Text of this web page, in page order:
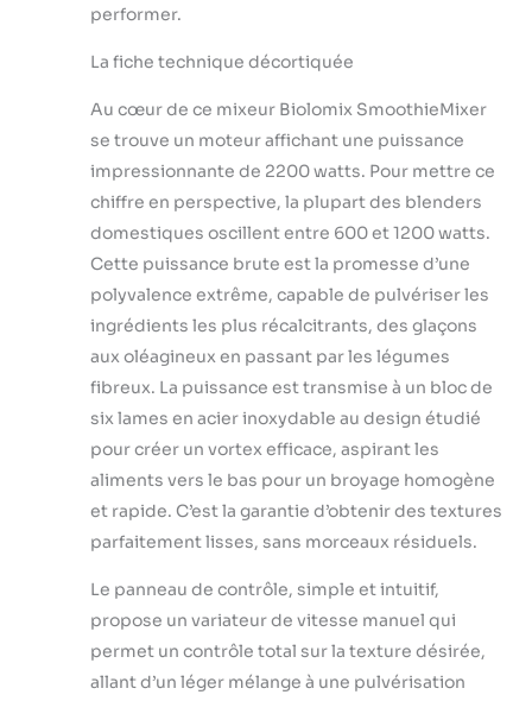
fonctions】 Le
A8800 est un
appareil complet
qui peut faire de la
purée, mélanger,
hacher, moudre et
battre. Il peut
moudre des
céréales, du café et
des épices, broyer
des aliments pour
bébés, du beurre et
du lait de noix, du
pesto, de la
chapelure et de la
glace pour obtenir
un smoothie parfait
sur le plan
professionnel. Les
créatives sont
infinies.
【Facilement
nettoyable】 Pour
les bars à jus qui
performer.
La fiche technique décortiquée
Au cœur de ce mixeur Biolomix SmoothieMixer
se trouve un moteur affichant une puissance
impressionnante de 2200 watts. Pour mettre ce
chiffre en perspective, la plupart des blenders
domestiques oscillent entre 600 et 1200 watts.
Cette puissance brute est la promesse d’une
polyvalence extrême, capable de pulvériser les
ingrédients les plus récalcitrants, des glaçons
aux oléagineux en passant par les légumes
fibreux. La puissance est transmise à un bloc de
six lames en acier inoxydable au design étudié
pour créer un vortex efficace, aspirant les
aliments vers le bas pour un broyage homogène
et rapide. C’est la garantie d’obtenir des textures
parfaitement lisses, sans morceaux résiduels.
Le panneau de contrôle, simple et intuitif,
propose un variateur de vitesse manuel qui
permet un contrôle total sur la texture désirée,
allant d’un léger mélange à une pulvérisation